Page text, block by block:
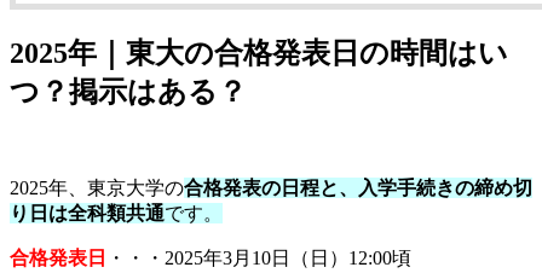
2025年｜東大の合格発表日の時間はい
つ？掲示はある？
2025年、東京大学の合格発表の日程と、入学手続きの締め切
り日は全科類共通です。
合格発表日 ・・・2025年3月10日（日）12:00頃